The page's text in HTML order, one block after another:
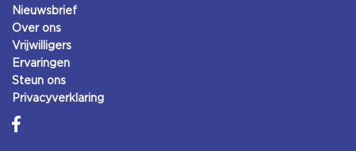
Nieuwsbrief
Over ons
Vrijwilligers
Ervaringen
Steun ons
Privacyverklaring